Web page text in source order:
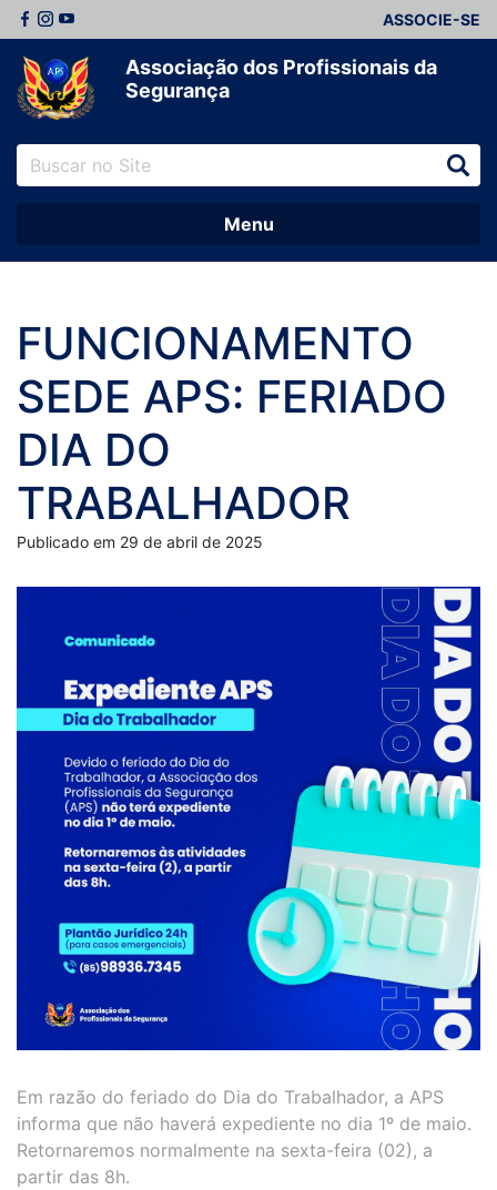
ASSOCIE-SE
Associação dos Profissionais da
Segurança
Menu
FUNCIONAMENTO
SEDE APS: FERIADO
DIA DO
TRABALHADOR
Publicado em 29 de abril de 2025
Em razão do feriado do Dia do Trabalhador, a APS
informa que não haverá expediente no dia 1º de maio.
Retornaremos normalmente na sexta-feira (02), a
partir das 8h.